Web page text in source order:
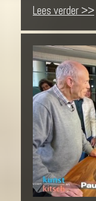
Lees verder >>